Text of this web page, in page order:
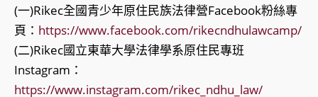
(一)Rikec全國青少年原住民族法律營Facebook粉絲專
頁： https://www.facebook.com/rikecndhulawcamp/
(二)Rikec國立東華大學法律學系原住民專班
Instagram：
https://www.instagram.com/rikec_ndhu_law/